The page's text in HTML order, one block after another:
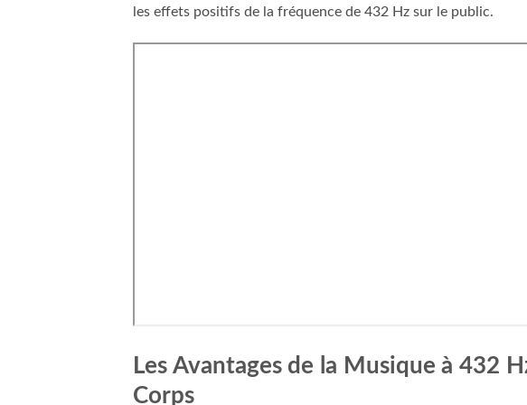
les effets positifs de la fréquence de 432 Hz sur le public.
Les Avantages de la Musique à 432
Corps